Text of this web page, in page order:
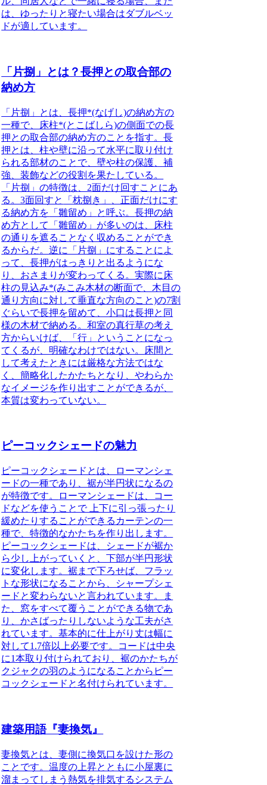
は、ゆったりと寝たい場合はダブルベッ
ドが適しています。
「片捌」とは？長押との取合部の
納め方
「片捌」とは、長押*(なげし)の納め方の
一種で、床柱*(とこばしら)の側面での長
押との取合部の納め方のこと を指す。長
押とは、柱や壁に沿って水平に取り付け
られる部材のことで、壁や柱の保護、補
強、装飾などの役割を果たしている。
「片捌」の特徴は、2面だけ回すこと にあ
る。3面回すと
「枕捌き」
、正面だけにす
る納め方を 「雛留め」 と呼ぶ。長押の納
め方として「雛留め」が多いのは、床柱
の通りを遮ることなく収めることができ
るからだ。逆に「片捌」にすることによ
って、長押がはっきりと出るようにな
り、おさまりが変わってくる 。実際に 床
柱の見込み*(みこみ木材の断面で、木目の
通り方向に対して垂直な方向のこと)の7割
ぐらいで長押を留めて、小口は長押と同
様の木材で納める。和室の真行草の考え
方からいけば、
「行」
ということになっ
てくるが、明確なわけではない。
床間と
して考えたときには厳格な方法ではな
く、簡略化したかたちとなり、やわらか
なイメージを作り出すことができるが、
本質は変わっていない。
ピーコックシェードの魅力
ピーコックシェードとは、ローマンシェ
ードの一種であり、裾が半円状になるの
が特徴です。
ローマンシェードは、コー
ドなどを使うことで 上下に引っ張ったり
緩めたりすることができるカーテンの一
種で、特徴的なかたちを作り出します。
ピーコックシェードは、シェードが裾か
ら少し上がっていくと、下部が半円形状
に変化します。裾まで下ろせば、フラッ
トな形状になることから、シャープシェ
ードと変わらないと言われています。ま
た、 窓をすべて覆うことができる物であ
り、かさばったりしないような工夫がさ
れています。基本的に仕上がり丈は幅に
対して1.7倍以上必要です。
コードは中央
に1本取り付けられており、裾のかたちが
クジャクの羽のようになることからピー
コックシェードと名付けられています。
建築用語『妻換気』
妻換気とは、妻側に換気口を設けた形の
ことです。温度の上昇とともに小屋裏に
溜まってしまう熱気を排気するシステム